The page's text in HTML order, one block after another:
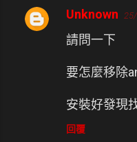
留
Unknown
請問一下
要怎麼移除
安裝好發現
回覆